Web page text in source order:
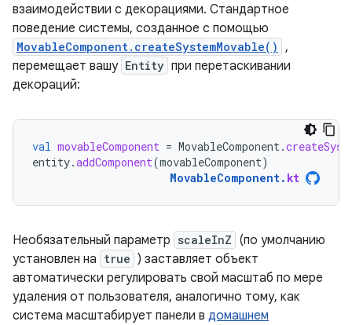
взаимодействии с декорациями. Стандартное
поведение системы, созданное с помощью
MovableComponent.createSystemMovable() ,
перемещает вашу Entity при перетаскивании
декораций:
val movableComponent = MovableComponent.
entity.addComponent(movableComponent)
MovableComponent. kt
Необязательный параметр scaleInZ (по умолчанию
установлен на true ) заставляет объект
автоматически регулировать свой масштаб по мере
удаления от пользователя, аналогично тому, как
система масштабирует панели в домашнем